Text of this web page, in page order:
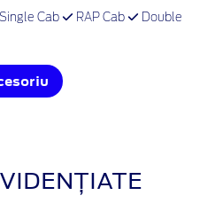
Single Cab RAP Cab
Double